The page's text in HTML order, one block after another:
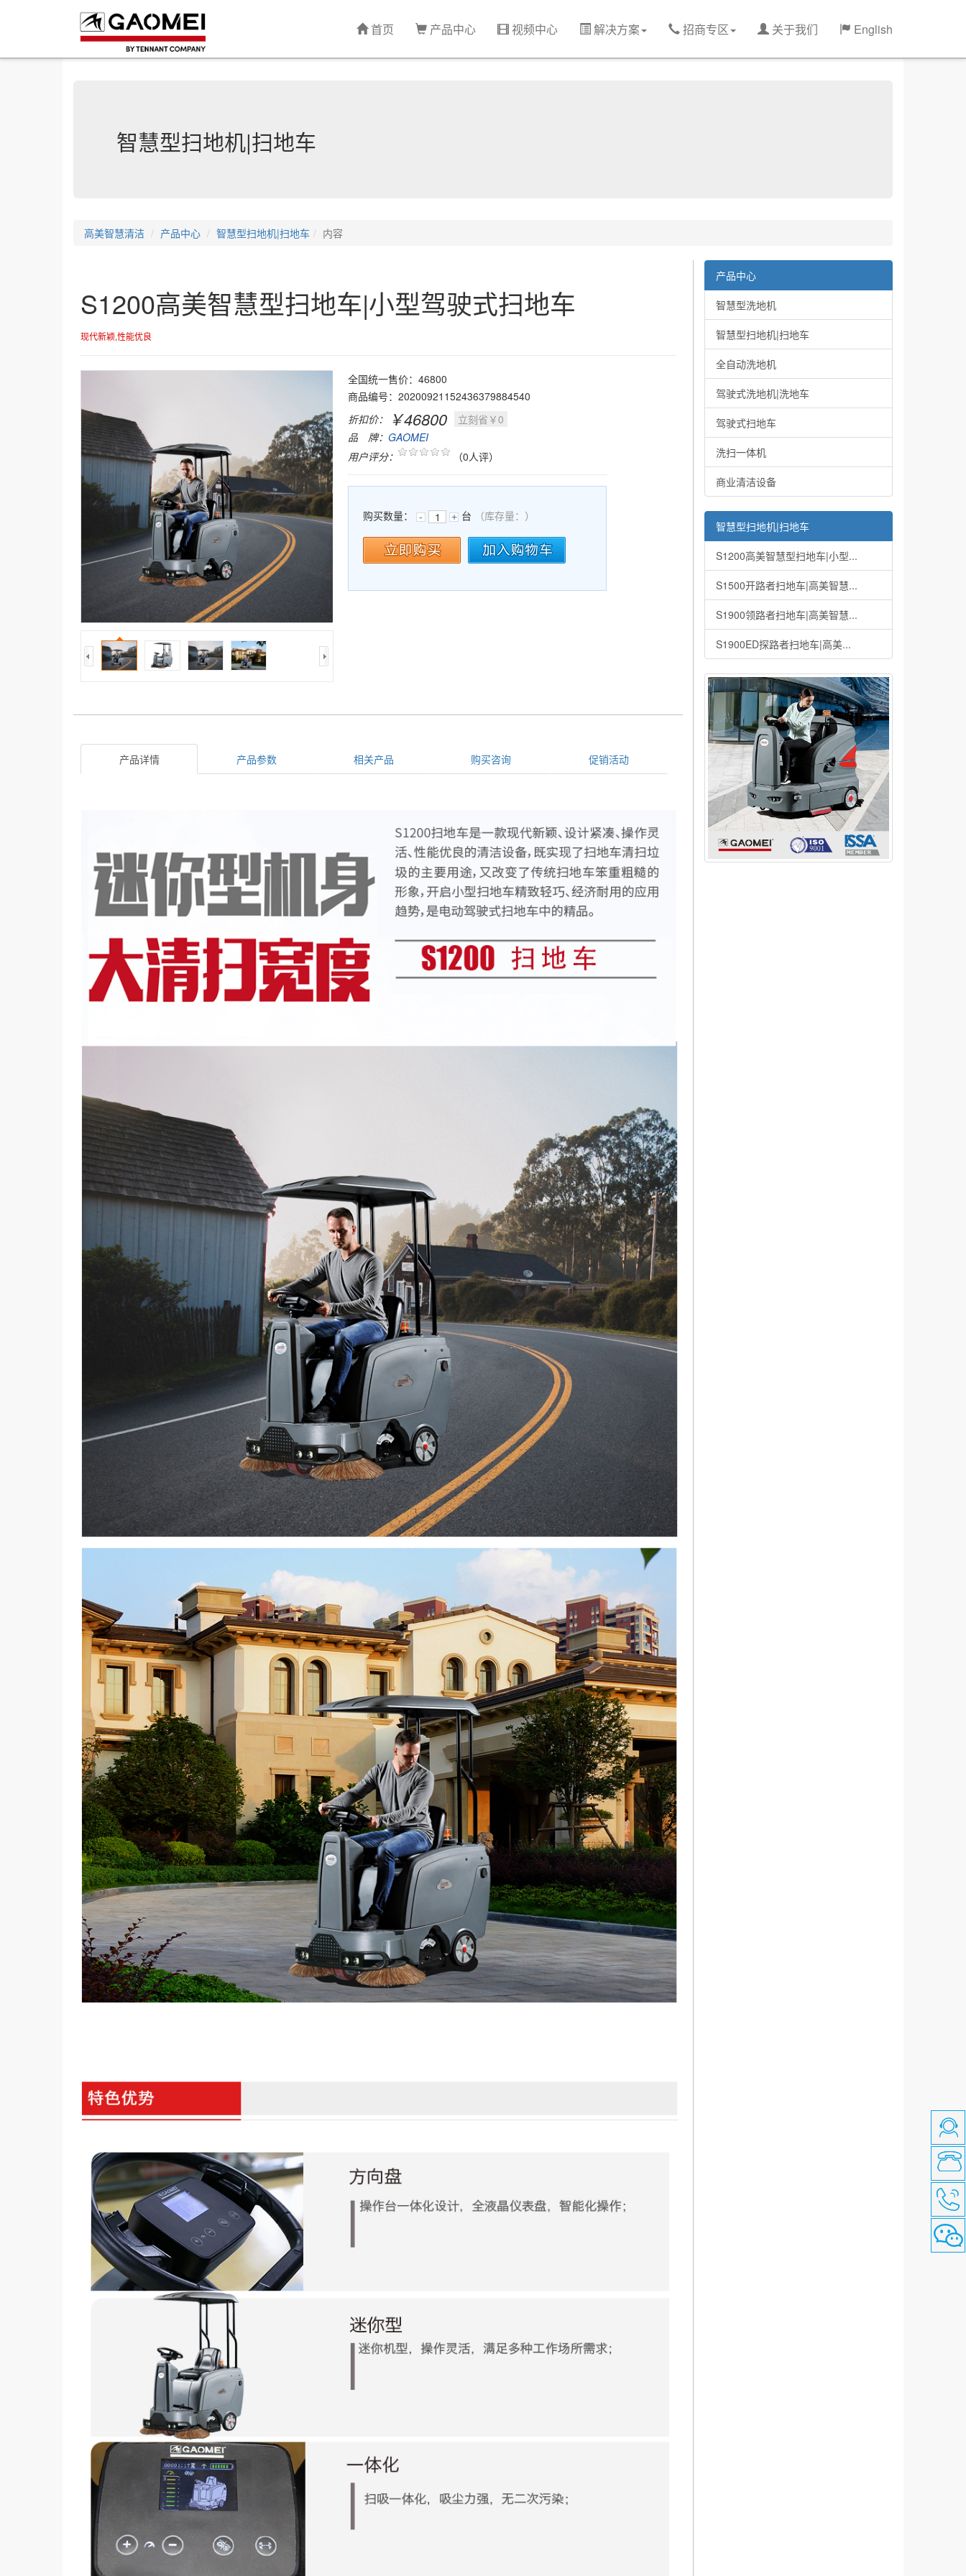
首页 产品中心 视频中心 解决方案 招商专区 关于我们 English
智慧型扫地机|扫地车
高美智慧清洁 产品中心 智慧型扫地机|扫地车 内容
S1200高美智慧型扫地车|小型驾驶式扫地车
现代新颖,性能优良
全国统一售价：46800
商品编号：20200921152436379884540
折扣价：
￥46800
立刻省￥0
品 牌： GAOMEI
用户评分：
（0人评）
购买数量： - + 台 （库存量： ）
产品详情 产品参数 相关产品 购买咨询 促销活动
产品中心
智慧型洗地机
智慧型扫地机|扫地车
全自动洗地机
驾驶式洗地机|洗地车
驾驶式扫地车
洗扫一体机
商业清洁设备
智慧型扫地机|扫地车
S1200高美智慧型扫地车|小型...
S1500开路者扫地车|高美智慧...
S1900领路者扫地车|高美智慧...
S1900ED探路者扫地车|高美...